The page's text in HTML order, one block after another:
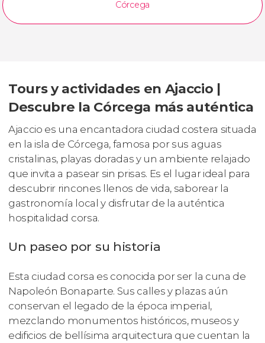
Córcega
Tours y actividades en Ajaccio |
Descubre la Córcega más auténtica
Ajaccio es una encantadora ciudad costera situada
en la isla de Córcega, famosa por sus aguas
cristalinas, playas doradas y un ambiente relajado
que invita a pasear sin prisas. Es el lugar ideal para
descubrir rincones llenos de vida, saborear la
gastronomía local y disfrutar de la auténtica
hospitalidad corsa.
Un paseo por su historia
Esta ciudad corsa es conocida por ser la cuna de
Napoleón Bonaparte. Sus calles y plazas aún
conservan el legado de la época imperial,
mezclando monumentos históricos, museos y
edificios de bellísima arquitectura que cuentan la